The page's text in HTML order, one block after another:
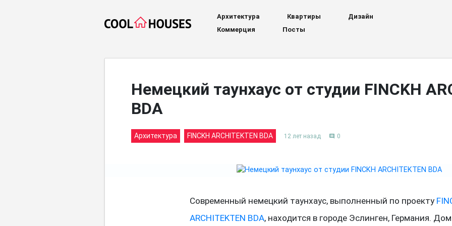
Архитектура Квартиры
Дизайн
Коммерция
Посты
Немецкий таунхаус от студии FINCKH
BDA
Архитектура FINCKH ARCHITEKTEN BDA 12 лет назад comment 0
Современный немецкий таунхаус, выполненный по проекту
ARCHITEKTEN BDA, находится в городе Эслинген, Германия. Дом